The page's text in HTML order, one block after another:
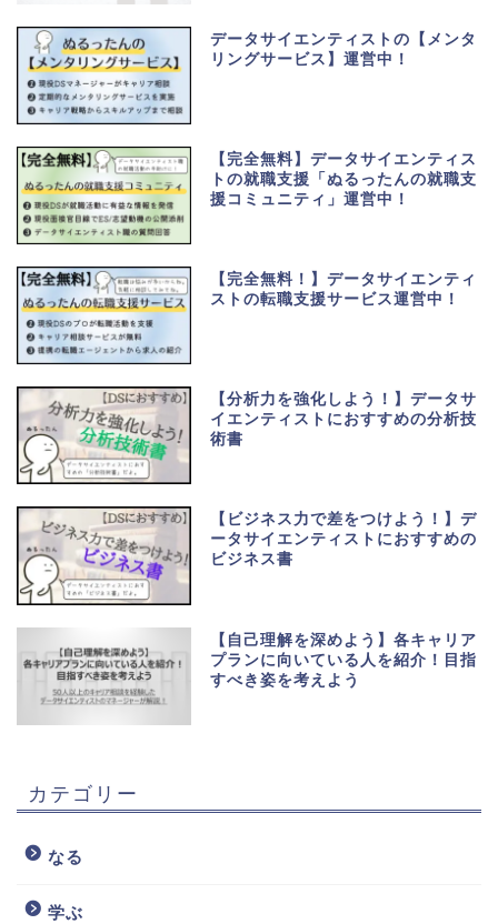
データサイエンティストの【メンタ
リングサービス】運営中！
【完全無料】データサイエンティス
トの就職支援「ぬるったんの就職支
援コミュニティ」運営中！
【完全無料！】データサイエンティ
ストの転職支援サービス運営中！
【分析力を強化しよう！】データサ
イエンティストにおすすめの分析技
術書
【ビジネス力で差をつけよう！】デ
ータサイエンティストにおすすめの
ビジネス書
【自己理解を深めよう】各キャリア
プランに向いている人を紹介！目指
すべき姿を考えよう
カテゴリー
なる
学ぶ